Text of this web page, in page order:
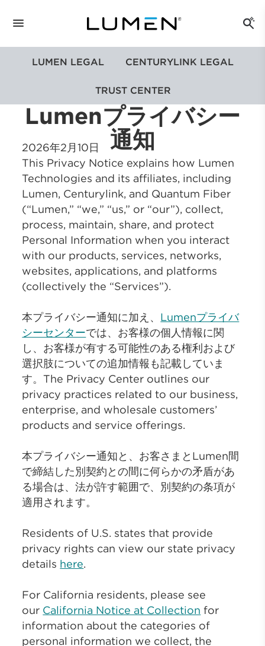
LUMEN LEGAL CENTURYLINK LEGAL
TRUST CENTER
Lumenプライバシー
通知
2026年2月10日
This Privacy Notice explains how Lumen
Technologies and its affiliates, including
Lumen, Centurylink, and Quantum Fiber
(“Lumen,” “we,” “us,” or “our”), collect,
process, maintain, share, and protect
Personal Information when you interact
with our products, services, networks,
websites, applications, and platforms
(collectively the “Services”).
本プライバシー通知に加え、 Lumenプライバ
シーセンターでは、お客様の個人情報に関
し、お客様が有する可能性のある権利および
選択肢についての追加情報も記載していま
す。The Privacy Center outlines our
privacy practices related to our business,
enterprise, and wholesale customers’
products and service offerings.
本プライバシー通知と、お客さまとLumen間
で締結した別契約との間に何らかの矛盾があ
る場合は、法が許す範囲で、別契約の条項が
適用されます。
Residents of U.S. states that provide
privacy rights can view our state privacy
details here.
For California residents, please see
our California Notice at Collection for
information about the categories of
personal information we collect, the